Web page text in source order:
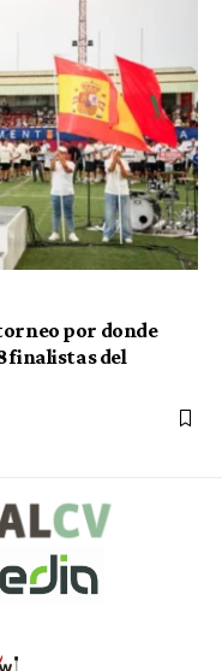
por donde
finalistas del